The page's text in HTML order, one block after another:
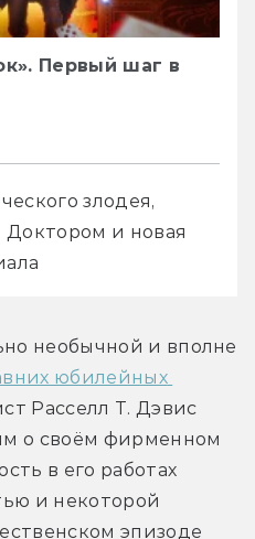
Первый шаг в
злодея,
и новая
необычной и вполне
юбилейных
Расселл Т. Дэвис
о своём фирменном
в его работах
и некоторой
эпизоде